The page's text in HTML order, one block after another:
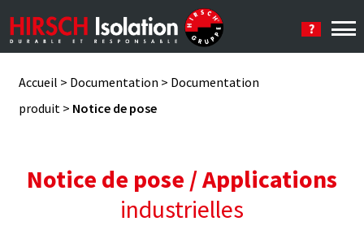
Accueil > Documentation > Documentation
produit > Notice de pose
Notice de pose / Applications
industrielles